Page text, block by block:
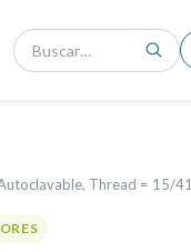
Thread = 15/